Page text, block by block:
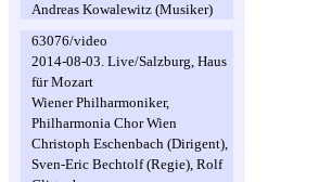
Andreas Kowalewitz (Musiker)
63076/video
2014-08-03. Live/Salzburg, Haus
für Mozart
Wiener Philharmoniker,
Philharmonia Chor Wien
Christoph Eschenbach (Dirigent),
Sven-Eric Bechtolf (Regie), Rolf